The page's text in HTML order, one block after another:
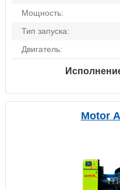
Мощность:
Тип запуска:
Двигатель:
Motor